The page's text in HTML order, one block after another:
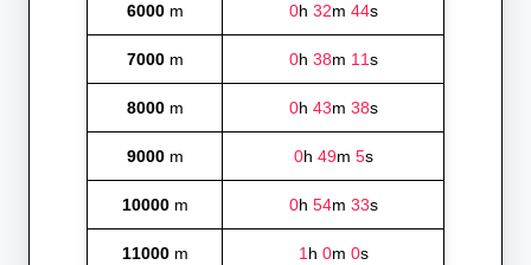
6000m 0h 32m 44s
7000m 0h 38m 11s
8000m 0h 43m 38s
9000m 0h 49m 5s
10000m 0h 54m 33s
11000m 1h 0m 0s